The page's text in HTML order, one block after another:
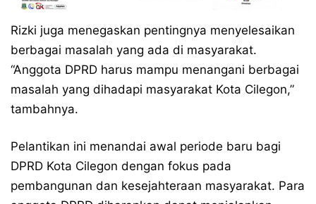
Rizki juga menegaskan pentingnya menyelesaikan
berbagai masalah yang ada di masyarakat.
“Anggota DPRD harus mampu menangani berbagai
masalah yang dihadapi masyarakat Kota Cilegon,”
tambahnya.
Pelantikan ini menandai awal periode baru bagi
DPRD Kota Cilegon dengan fokus pada
pembangunan dan kesejahteraan masyarakat. Para